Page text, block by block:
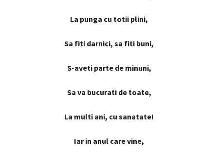
La punga cu totii plini,
Sa fiti darnici, sa fiti buni,
S-aveti parte de minuni,
Sa va bucurati de toate,
La multi ani, cu sanatate!
Iar in anul care vine,